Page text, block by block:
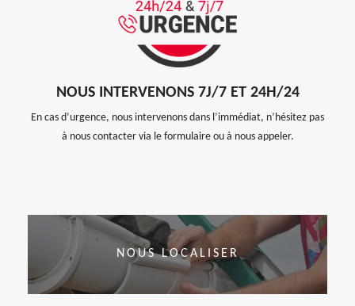
NOUS INTERVENONS 7J/7 ET 24H/24
En cas d’urgence, nous intervenons dans l’immédiat, n’hésitez pas
à nous contacter via le formulaire ou à nous appeler.
NOUS LOCALISER